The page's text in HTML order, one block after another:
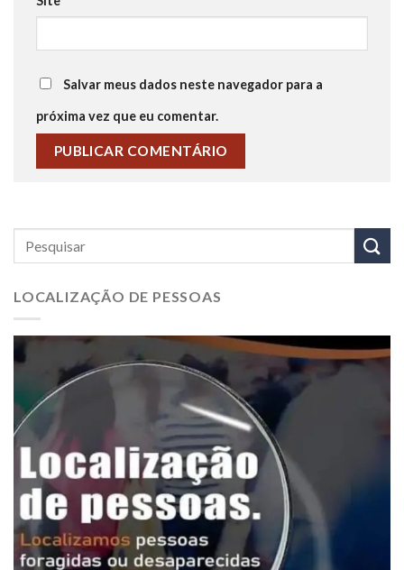
Salvar meus dados neste navegador para a
próxima vez que eu comentar.
LOCALIZAÇÃO DE PESSOAS